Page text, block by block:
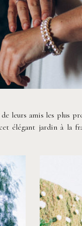
leurs amis les plus
élégant jardin à la